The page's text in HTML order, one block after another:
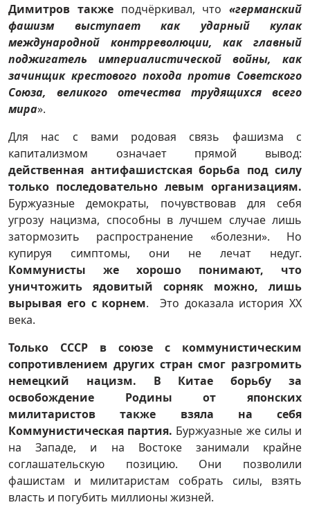
Димитров также подчёркивал, что «германский
фашизм выступает как ударный кулак
международной контрреволюции, как главный
поджигатель империалистической войны, как
зачинщик крестового похода против Советского
Союза, великого отечества трудящихся всего
мира».
Для нас с вами родовая связь фашизма с
капитализмом означает прямой вывод:
действенная антифашистская борьба под силу
только последовательно левым организациям.
Буржуазные демократы, почувствовав для себя
угрозу нацизма, способны в лучшем случае лишь
затормозить распространение «болезни». Но
купируя симптомы, они не лечат недуг.
Коммунисты же хорошо понимают, что
уничтожить ядовитый сорняк можно, лишь
вырывая его с корнем. Это доказала история ХХ
века.
Только СССР в союзе с коммунистическим
сопротивлением других стран смог разгромить
немецкий нацизм. В Китае борьбу за
освобождение Родины от японских
милитаристов также взяла на себя
Коммунистическая партия. Буржуазные же силы и
на Западе, и на Востоке занимали крайне
соглашательскую позицию. Они позволили
фашистам и милитаристам собрать силы, взять
власть и погубить миллионы жизней.